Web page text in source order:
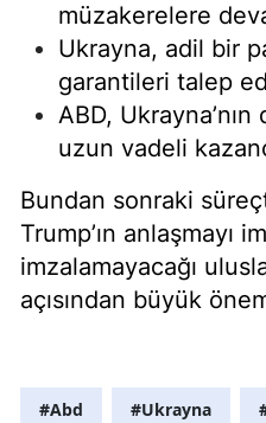
müzakerelere
Ukrayna, adil bir
garantileri talep
ABD,
uzun vadeli
Bundan sonraki
Trump’ın anlaşmayı
imzalamayacağı
açısından büyük
#Abd #Ukrayna